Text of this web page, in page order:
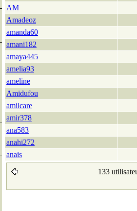
AM
Amadeoz
amanda60
amani182
amaya445
amelia93
ameline
Amidufou
amilcare
amir378
ana583
anahi272
anais
133